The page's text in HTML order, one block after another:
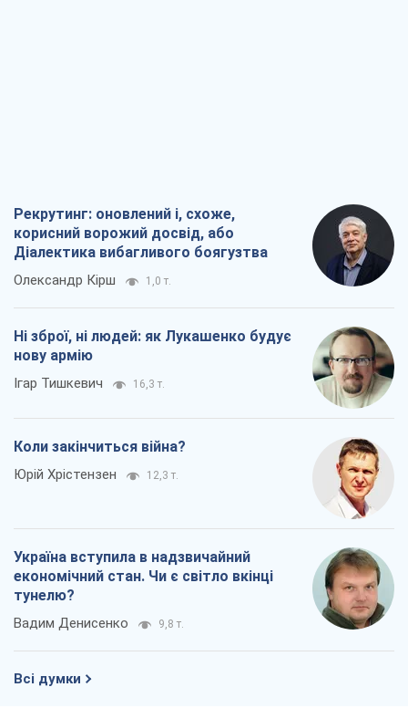
Рекрутинг: оновлений і, схоже,
корисний ворожий досвід, або
Діалектика вибагливого боягузтва
Олександр Кірш 1,0 т.
Ні зброї, ні людей: як Лукашенко будує
нову армію
Ігар Тишкевич 16,3 т.
Коли закінчиться війна?
Юрій Хрістензен 12,3 т.
Україна вступила в надзвичайний
економічний стан. Чи є світло вкінці
тунелю?
Вадим Денисенко 9,8 т.
Всі думки